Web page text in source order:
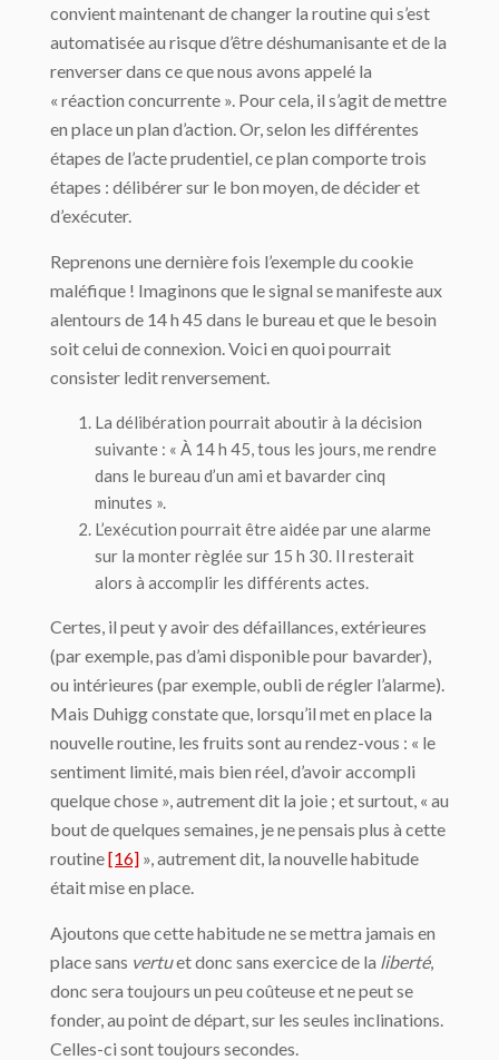
convient maintenant de changer la routine qui s’est
automatisée au risque d’être déshumanisante et de la
renverser dans ce que nous avons appelé la
« réaction concurrente ». Pour cela, il s’agit de mettre
en place un plan d’action. Or, selon les différentes
étapes de l’acte prudentiel, ce plan comporte trois
étapes : délibérer sur le bon moyen, de décider et
d’exécuter.
Reprenons une dernière fois l’exemple du cookie
maléfique ! Imaginons que le signal se manifeste aux
alentours de 14 h 45 dans le bureau et que le besoin
soit celui de connexion. Voici en quoi pourrait
consister ledit renversement.
La délibération pourrait aboutir à la décision
suivante : « À 14 h 45, tous les jours, me rendre
dans le bureau d’un ami et bavarder cinq
minutes ».
L’exécution pourrait être aidée par une alarme
sur la monter règlée sur 15 h 30. Il resterait
alors à accomplir les différents actes.
Certes, il peut y avoir des défaillances, extérieures
(par exemple, pas d’ami disponible pour bavarder),
ou intérieures (par exemple, oubli de régler l’alarme).
Mais Duhigg constate que, lorsqu’il met en place la
nouvelle routine, les fruits sont au rendez-vous : « le
sentiment limité, mais bien réel, d’avoir accompli
quelque chose », autrement dit la joie ; et surtout, « au
bout de quelques semaines, je ne pensais plus à cette
routine[16] », autrement dit, la nouvelle habitude
était mise en place.
Ajoutons que cette habitude ne se mettra jamais en
place sans vertuet donc sans exercice de la liberté,
donc sera toujours un peu coûteuse et ne peut se
fonder, au point de départ, sur les seules inclinations.
Celles-ci sont toujours secondes.